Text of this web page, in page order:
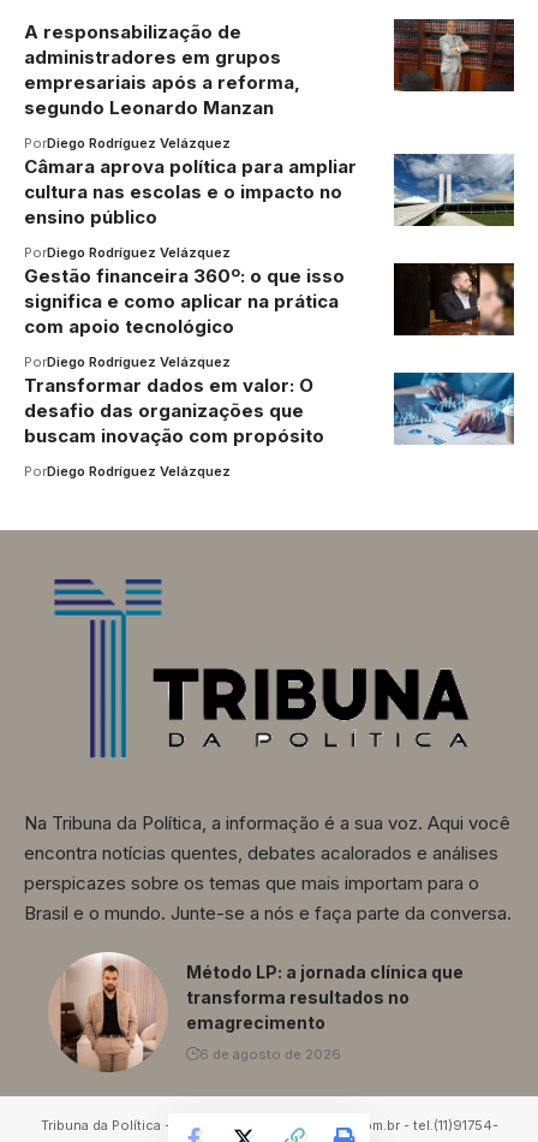
A responsabilização de
administradores em grupos
empresariais após a reforma,
segundo Leonardo Manzan
PorDiego Rodríguez Velázquez
Câmara aprova política para ampliar
cultura nas escolas e o impacto no
ensino público
PorDiego Rodríguez Velázquez
Gestão financeira 360º: o que isso
significa e como aplicar na prática
com apoio tecnológico
PorDiego Rodríguez Velázquez
Transformar dados em valor: O
desafio das organizações que
buscam inovação com propósito
PorDiego Rodríguez Velázquez
Na Tribuna da Política, a informação é a sua voz. Aqui você
encontra notícias quentes, debates acalorados e análises
perspicazes sobre os temas que mais importam para o
Brasil e o mundo. Junte-se a nós e faça parte da conversa.
Método LP: a jornada clínica que
transforma resultados no
emagrecimento
6 de agosto de 2026
Tribuna da Política - contato@tribunadapolítica.com.br - tel.(11)91754-